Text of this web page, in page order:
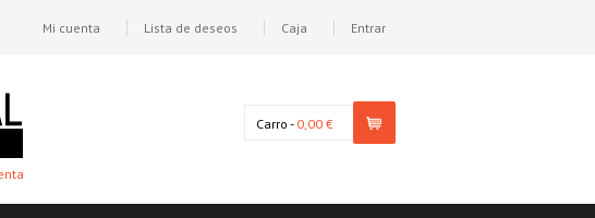
Mi cuenta Lista de deseos Caja Entrar
Carro - 0,00 €